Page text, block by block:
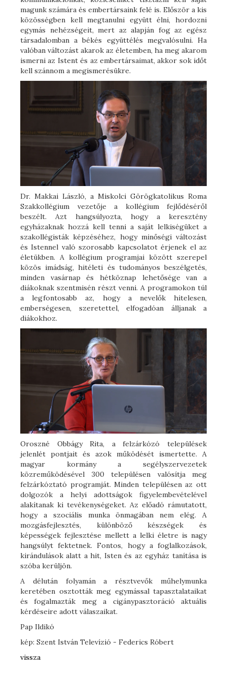
magunk számára és embertársaink felé is. Először a kis
közösségben kell megtanulni együtt élni, hordozni
egymás nehézségeit, mert az alapján fog az egész
társadalomban a békés együttélés megvalósulni. Ha
valóban változást akarok az életemben, ha meg akarom
ismerni az Istent és az embertársaimat, akkor sok időt
kell szánnom a megismerésükre.
Dr. Makkai László, a Miskolci Görögkatolikus Roma
Szakkollégium vezetője a kollégium fejlődéséről
beszélt. Azt hangsúlyozta, hogy a keresztény
egyházaknak hozzá kell tenni a saját lelkiségüket a
szakollégisták képzéséhez, hogy minőségi változást
és Istennel való szorosabb kapcsolatot érjenek el az
életükben. A kollégium programjai között szerepel
közös imádság, hitéleti és tudományos beszélgetés,
minden vasárnap és hétköznap lehetősége van a
diákoknak szentmisén részt venni. A programokon túl
a legfontosabb az, hogy a nevelők hitelesen,
emberségesen, szeretettel, elfogadóan álljanak a
diákokhoz.
Oroszné Obbágy Rita, a felzárkózó települések
jelenlét pontjait és azok működését ismertette. A
magyar kormány a segélyszervezetek
közreműködésével 300 településen valósítja meg
felzárkóztató programját. Minden településen az ott
dolgozók a helyi adottságok figyelembevételével
alakítanak ki tevékenységeket. Az előadó rámutatott,
hogy a szociális munka önmagában nem elég. A
mozgásfejlesztés, különböző készségek és
képességek fejlesztése mellett a lelki életre is nagy
hangsúlyt fektetnek. Fontos, hogy a foglalkozások,
kirándulások alatt a hit, Isten és az egyház tanítása is
szóba kerüljön.
A délután folyamán a résztvevők műhelymunka
keretében osztották meg egymással tapasztalataikat
és fogalmazták meg a cigánypasztoráció aktuális
kérdéseire adott válaszaikat.
Pap Ildikó
kép: Szent István Televízió - Federics Róbert
vissza